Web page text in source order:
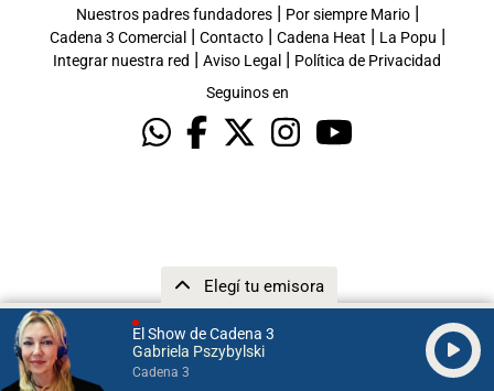
El Show de Cadena 3
Gabriela Pszybylski
Cadena 3
Elegí tu emisora
Nuestros padres fundadores| Por siempre Mario|
Cadena 3 Comercial | Contacto| Cadena Heat | La Popu |
Integrar nuestra red | Aviso Legal | Política de Privacidad
Seguinos en